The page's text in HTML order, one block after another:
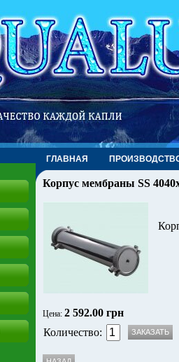
ГЛАВНАЯ
Корпус мембраны SS
Цена: 2 592.00 грн
Количество: